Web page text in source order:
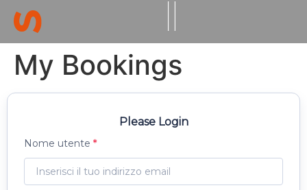
My Bookings
Please Login
Nome utente